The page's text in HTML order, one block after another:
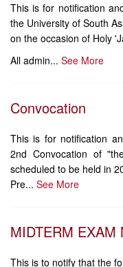
This is for notification
the University of South
on the occasion of Holy
All admin... See More
Convocation
This is for notification
2nd Convocation of
scheduled to be held in
Pre... See More
MIDTERM EXAM
This is to notify that the